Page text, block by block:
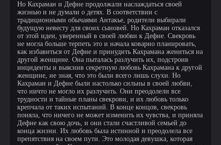
Но Кахраман и Дефне продолжали наслаждаться своей
жизнью и не думали о детях. В соответствии с
традиционными обычаями Антакье, родители выбирали
будущую невесту для своих сыновей. Но Кахраман отказался
от этой идеи, уверенный в своей любви к Дефне. Свекровь
не могла больше терпеть это и начала коварно планировать,
как избавиться от Дефне и принудить Кахрамана жениться на
другой женщине. Она пыталась разлучить их, подстроив
инциденты и выяснив секретную любовь Кахрамана к другой
женщине, не зная, что это были всего лишь слухи. Но
Кахраман и Дефне были настолько сильны в своей любви,
что ничто не могло их разлучить. Они преодолели все
трудности и тайные планы свекрови, и их любовь только
крепчала от таких испытаний. В конце концов, свекровь
поняла, что ничего не может изменить их чувства, и приняла
Дефне как свою дочь, и они стали счастливой семьей до
конца жизни. Их любовь была истинной и преодолела все
препятствия на своем пути. Это молодая девушка, которая